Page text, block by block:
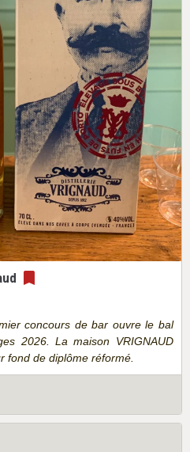
concours de bar ouvre le bal
2026. La maison VRIGNAUD
fond de diplôme réformé.